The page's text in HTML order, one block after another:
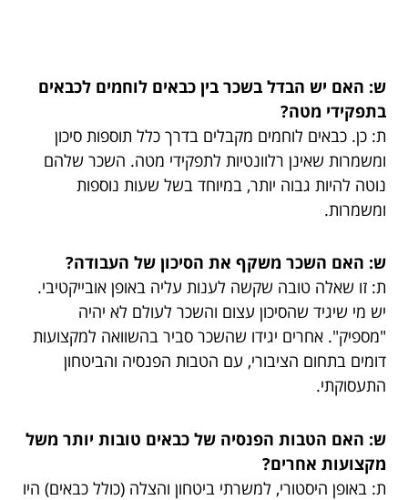
ש: האם יש הבדל בשכר בין כבאים לוחמים לכבאים
בתפקידי מטה?
ת: כן. כבאים לוחמים מקבלים בדרך כלל תוספות סיכון
ומשמרות שאינן רלוונטיות לתפקידי מטה. השכר שלהם
נוטה להיות גבוה יותר, במיוחד בשל שעות נוספות
ומשמרות.
ש: האם השכר משקף את הסיכון של העבודה?
ת: זו שאלה טובה שקשה לענות עליה באופן אובייקטיבי.
יש מי שיגיד שהסיכון עצום והשכר לעולם לא יהיה
"מספיק". אחרים יגידו שהשכר סביר בהשוואה למקצועות
דומים בתחום הציבורי, עם הטבות הפנסיה והביטחון
התעסוקתי.
ש: האם הטבות הפנסיה של כבאים טובות יותר משל
מקצועות אחרים?
ת: באופן היסטורי, למשרתי ביטחון והצלה (כולל כבאים) היו